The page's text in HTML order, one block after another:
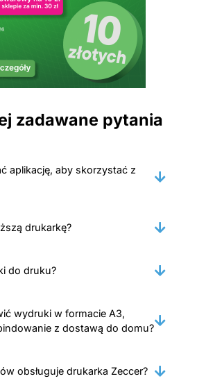
zadawane pytania
aplikację, aby skorzystać z
drukarkę?
do druku?
wydruki w formacie A3,
z dostawą do domu?
obsługuje drukarka Zeccer?